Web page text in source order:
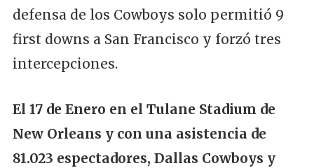
defensa de los Cowboys solo permitió 9
first downs a San Francisco y forzó tres
intercepciones.
El 17 de Enero en el Tulane Stadium de
New Orleans y con una asistencia de
81.023 espectadores, Dallas Cowboys y